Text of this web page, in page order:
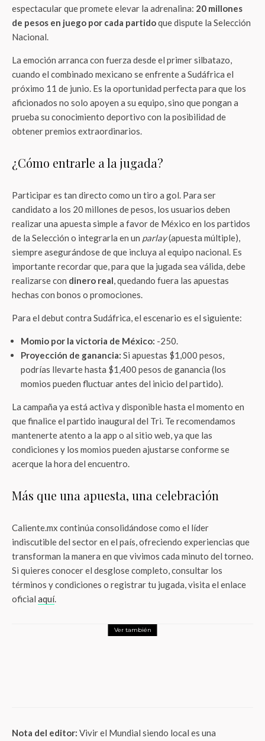
espectacular que promete elevar la adrenalina: 20 millones
de pesos en juego por cada partidoque dispute la Selección
Nacional.
La emoción arranca con fuerza desde el primer silbatazo,
cuando el combinado mexicano se enfrente a Sudáfrica el
próximo 11 de junio. Es la oportunidad perfecta para que los
aficionados no solo apoyen a su equipo, sino que pongan a
prueba su conocimiento deportivo con la posibilidad de
obtener premios extraordinarios.
¿Cómo entrarle a la jugada?
Participar es tan directo como un tiro a gol. Para ser
candidato a los 20 millones de pesos, los usuarios deben
realizar una apuesta simple a favor de México en los partidos
de la Selección o integrarla en un parlay(apuesta múltiple),
siempre asegurándose de que incluya al equipo nacional. Es
importante recordar que, para que la jugada sea válida, debe
realizarse con dinero real, quedando fuera las apuestas
hechas con bonos o promociones.
Para el debut contra Sudáfrica, el escenario es el siguiente:
Momio por la victoria de México: -250.
Proyección de ganancia: Si apuestas $1,000 pesos,
podrías llevarte hasta $1,400 pesos de ganancia (los
momios pueden fluctuar antes del inicio del partido).
La campaña ya está activa y disponible hasta el momento en
que finalice el partido inaugural del Tri. Te recomendamos
mantenerte atento a la app o al sitio web, ya que las
condiciones y los momios pueden ajustarse conforme se
acerque la hora del encuentro.
Más que una apuesta, una celebración
Caliente.mx continúa consolidándose como el líder
indiscutible del sector en el país, ofreciendo experiencias que
transforman la manera en que vivimos cada minuto del torneo.
Si quieres conocer el desglose completo, consultar los
términos y condiciones o registrar tu jugada, visita el enlace
oficial aquí.
Ver también
Nota del editor: Vivir el Mundial siendo local es una